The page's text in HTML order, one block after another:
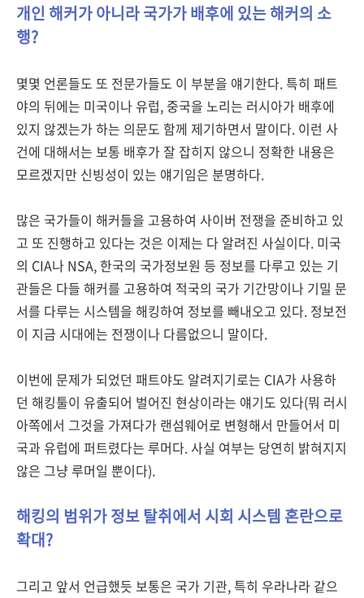
개인 해커가 아니라 국가가 배후에 있는 해커의 소
행?
몇몇 언론들도 또 전문가들도 이 부분을 얘기한다. 특히 패트
야의 뒤에는 미국이나 유럽, 중국을 노리는 러시아가 배후에
있지 않겠는가 하는 의문도 함께 제기하면서 말이다. 이런 사
건에 대해서는 보통 배후가 잘 잡히지 않으니 정확한 내용은
모르겠지만 신빙성이 있는 얘기임은 분명하다.
많은 국가들이 해커들을 고용하여 사이버 전쟁을 준비하고 있
고 또 진행하고 있다는 것은 이제는 다 알려진 사실이다. 미국
의 CIA나 NSA, 한국의 국가정보원 등 정보를 다루고 있는 기
관들은 다들 해커를 고용하여 적국의 국가 기간망이나 기밀 문
서를 다루는 시스템을 해킹하여 정보를 빼내오고 있다. 정보전
이 지금 시대에는 전쟁이나 다름없으니 말이다.
이번에 문제가 되었던 패트야도 알려지기로는 CIA가 사용하
던 해킹툴이 유출되어 벌어진 현상이라는 얘기도 있다(뭐 러시
아쪽에서 그것을 가져다가 랜섬웨어로 변형해서 만들어서 미
국과 유럽에 퍼트렸다는 루머다. 사실 여부는 당연히 밝혀지지
않은 그냥 루머일 뿐이다).
해킹의 범위가 정보 탈취에서 시회 시스템 혼란으로
확대?
그리고 앞서 언급했듯 보통은 국가 기관, 특히 우라나라 같으